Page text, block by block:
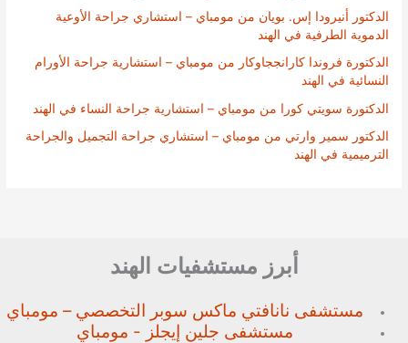
الدكتور أنيرودا إس. بويان من مومباي – استشاري جراحة الأوعية
الدموية الطرفية في الهند
الدكتورة فروندا كارانججاوكار من مومباي – استشارية جراحة الأورام
النسائية في الهند
الدكتورة سويتي كورا من مومباي – استشارية جراحة النساء في الهند
الدكتور سمير وارتي من مومباي – استشاري جراحة التجميل والجراحة
الترميمية في الهند
أبرز مستشفيات الهند
مستشفى نانافتي ماكس سوبر التخصصي – مومباي
مستشفى جلين إيجلز - مومباي